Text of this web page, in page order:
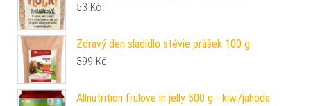
53 Kč
Zdravý den sladidlo stévie prášek 100 g
399 Kč
Allnutrition frulove in jelly 500 g - kiwi/jahoda